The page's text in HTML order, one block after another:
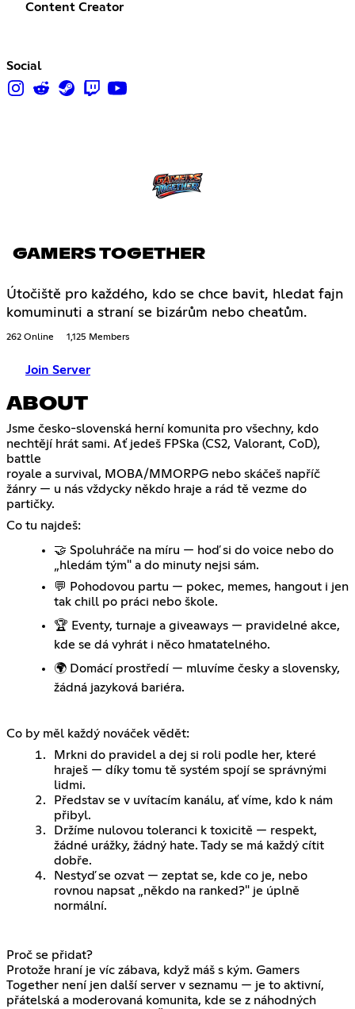
Content Creator
Social
GAMERS TOGETHER
Útočiště pro každého, kdo se chce bavit, hledat fajn
komuminuti a straní se bizárům nebo cheatům.
262 Online 1,125 Members
Join Server
ABOUT
Jsme česko-slovenská herní komunita pro všechny, kdo
nechtějí hrát sami. Ať jedeš FPSka (CS2, Valorant, CoD),
battle
royale a survival, MOBA/MMORPG nebo skáčeš napříč
žánry — u nás vždycky někdo hraje a rád tě vezme do
partičky.
Co tu najdeš:
🤝 Spoluhráče na míru — hoď si do voice nebo do
„hledám tým" a do minuty nejsi sám.
💬 Pohodovou partu — pokec, memes, hangout i jen
tak chill po práci nebo škole.
🏆 Eventy, turnaje a giveaways — pravidelné akce,
kde se dá vyhrát i něco hmatatelného.
🌍 Domácí prostředí — mluvíme česky a slovensky,
žádná jazyková bariéra.
Co by měl každý nováček vědět:
Mrkni do pravidel a dej si roli podle her, které
hraješ — díky tomu tě systém spojí se správnými
lidmi.
Představ se v uvítacím kanálu, ať víme, kdo k nám
přibyl.
Držíme nulovou toleranci k toxicitě — respekt,
žádné urážky, žádný hate. Tady se má každý cítit
dobře.
Nestyď se ozvat — zeptat se, kde co je, nebo
rovnou napsat „někdo na ranked?" je úplně
normální.
Proč se přidat?
Protože hraní je víc zábava, když máš s kým. Gamers
Together není jen další server v seznamu — je to aktivní,
přátelská a moderovaná komunita, kde se z náhodných